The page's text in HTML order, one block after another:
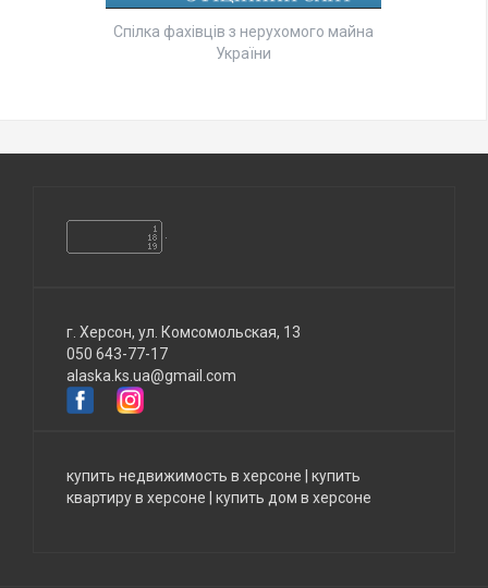
Спілка фахівців з нерухомого майна
України
г. Херсон, ул. Комсомольская, 13
050 643-77-17
alaska.ks.ua@gmail.com
купить недвижимость в херсоне
купить
квартиру в херсоне
купить дом в херсоне